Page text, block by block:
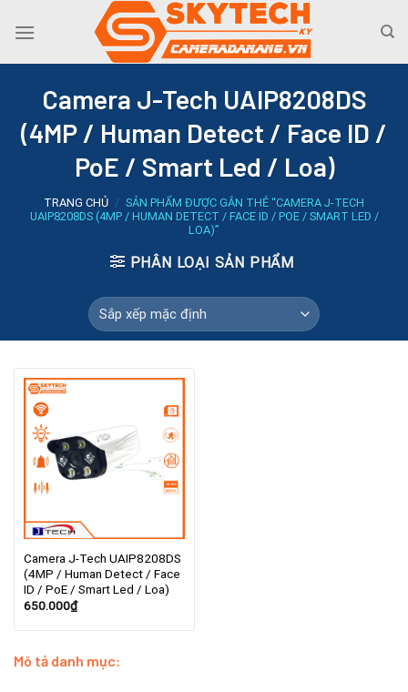
Camera J-Tech UAIP8208DS
(4MP / Human Detect / Face ID /
PoE / Smart Led / Loa)
TRANG CHỦ / SẢN PHẨM ĐƯỢC GẮN THẺ “CAMERA J-TECH
UAIP8208DS (4MP / HUMAN DETECT / FACE ID / POE / SMART LED /
LOA)”
PHÂN LOẠI SẢN PHẨM
Camera J-Tech UAIP8208DS
(4MP / Human Detect / Face
ID / PoE / Smart Led / Loa)
650.000₫
Mô tả danh mục: